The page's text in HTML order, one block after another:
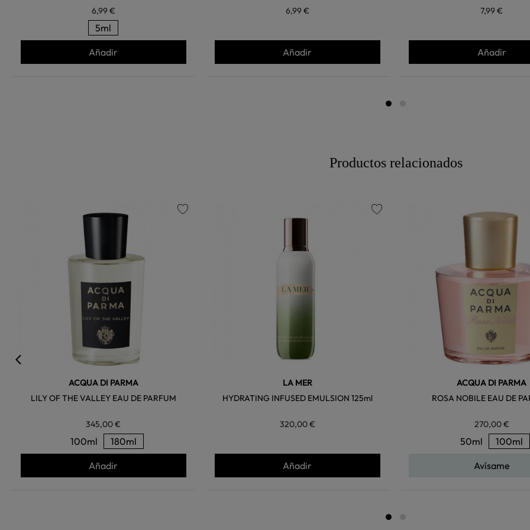
6,99 €
5ml
Añadir
6,99 €
Añadir
7,99 €
Añadir
Productos relacionados
ACQUA DI PARMA
LILY OF THE VALLEY EAU DE PARFUM
345,00 €
100ml 180ml
Añadir
LA MER
HYDRATING INFUSED EMULSION 125ml
320,00 €
Añadir
ACQUA DI PARMA
ROSA NOBILE EAU DE
270,00 €
50ml 100ml
Avísame